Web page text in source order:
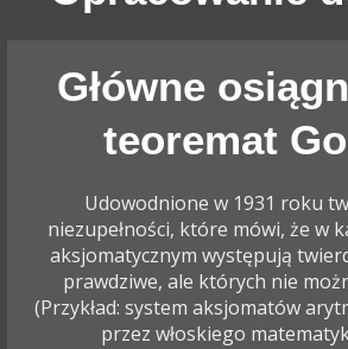
Główne
teoremat
Udowodnione w 1931 roku
niezupełności, które mówi, że w
aksjomatycznym występują
prawdziwe, ale których nie
(Przykład: system aksjomatów
przez włoskiego